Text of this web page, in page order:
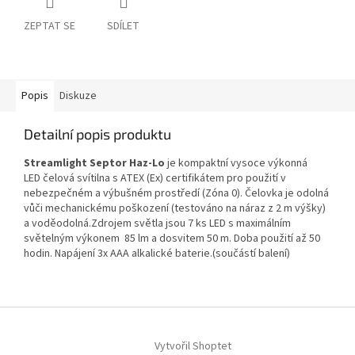
ZEPTAT SE SDÍLET
Popis Diskuze
Detailní popis produktu
Streamlight Septor Haz-Lo je kompaktní vysoce výkonná
LED čelová svítilna s ATEX (Ex) certifikátem pro použití v
nebezpečném a výbušném prostředí (Zóna 0). Čelovka je odolná
vůči mechanickému poškození (testováno na náraz z 2 m výšky)
a voděodolná.Zdrojem světla jsou 7 ks LED s maximálním
světelným výkonem 85 lm a dosvitem 50 m. Doba použití až 50
hodin. Napájení 3x AAA alkalické baterie.(součástí balení)
Vytvořil Shoptet